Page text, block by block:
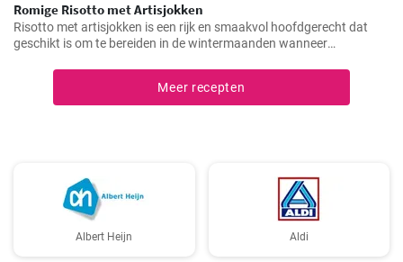
Romige Risotto met Artisjokken
Risotto met artisjokken is een rijk en smaakvol hoofdgerecht dat
geschikt is om te bereiden in de wintermaanden wanneer
met goede Parmezaanse kaas en een handvol gehakte noten.
Meer recepten
Albert Heijn Aldi